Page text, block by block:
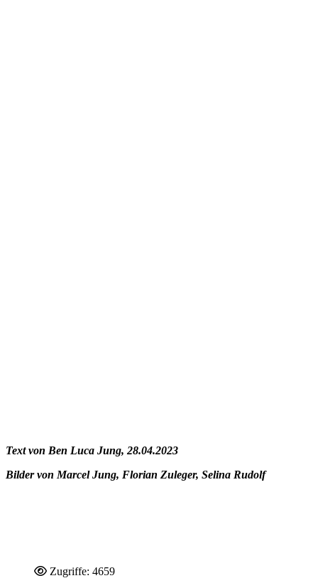
Text von Ben Luca Jung, 28.04.2023
Bilder von Marcel Jung, Florian Zuleger, Selina Rudolf
Zugriffe: 4659